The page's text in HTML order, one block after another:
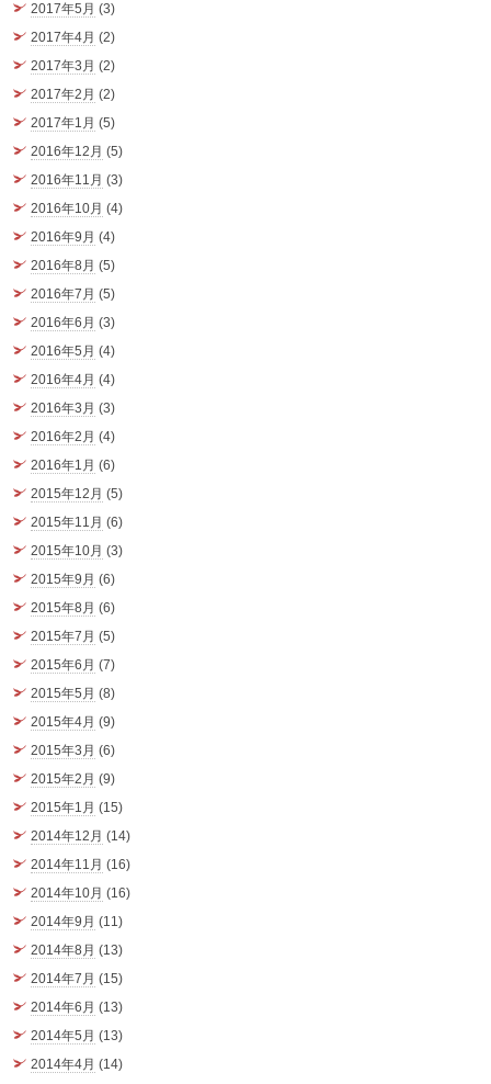
2017年5月 (3)
2017年4月 (2)
2017年3月 (2)
2017年2月 (2)
2017年1月 (5)
2016年12月 (5)
2016年11月 (3)
2016年10月 (4)
2016年9月 (4)
2016年8月 (5)
2016年7月 (5)
2016年6月 (3)
2016年5月 (4)
2016年4月 (4)
2016年3月 (3)
2016年2月 (4)
2016年1月 (6)
2015年12月 (5)
2015年11月 (6)
2015年10月 (3)
2015年9月 (6)
2015年8月 (6)
2015年7月 (5)
2015年6月 (7)
2015年5月 (8)
2015年4月 (9)
2015年3月 (6)
2015年2月 (9)
2015年1月 (15)
2014年12月 (14)
2014年11月 (16)
2014年10月 (16)
2014年9月 (11)
2014年8月 (13)
2014年7月 (15)
2014年6月 (13)
2014年5月 (13)
2014年4月 (14)